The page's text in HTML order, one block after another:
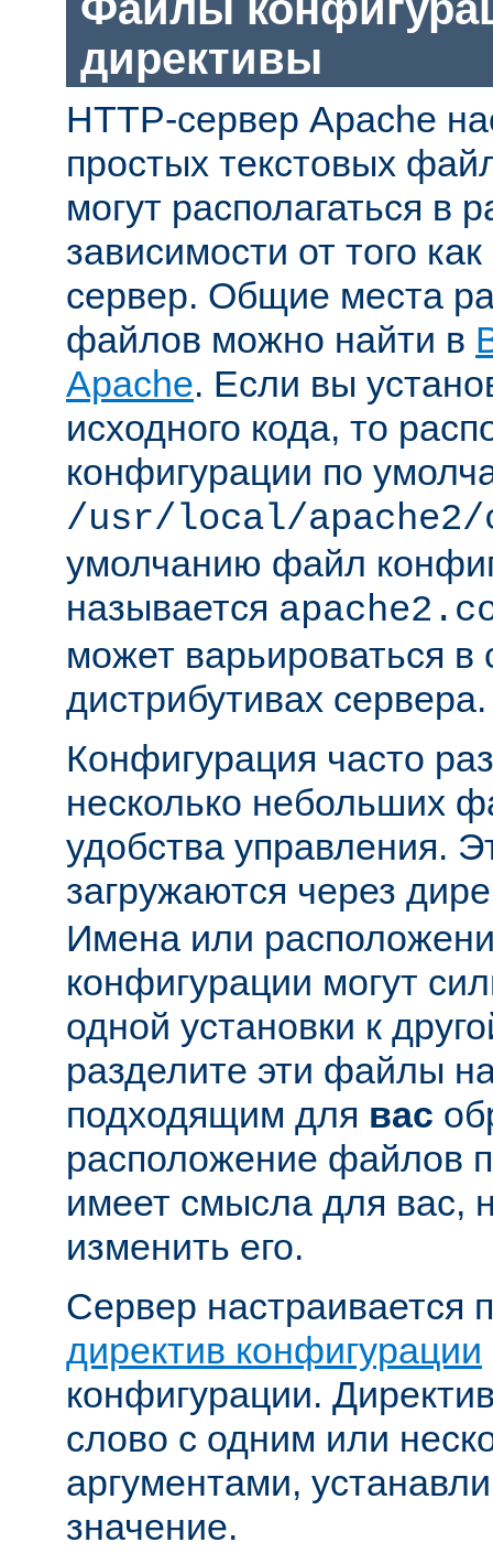
директивы
HTTP-сервер Apache
простых текстовых
могут располагаться в
зависимости от того
сервер. Общие места
файлов можно найти в
Apache. Если вы
исходного кода, то
конфигурации по
/usr/local/apache2/
умолчанию файл
называется
может варьироваться в
дистрибутивах сервера.
Конфигурация часто
несколько небольших
удобства управления.
загружаются через
Имена или
конфигурации могут
одной установки к
разделите эти файлы
подходящим для вас
расположение файлов
имеет смысла для вас,
изменить его.
Сервер настраивается
директив конфигурации
конфигурации.
слово с одним или
аргументами,
значение.